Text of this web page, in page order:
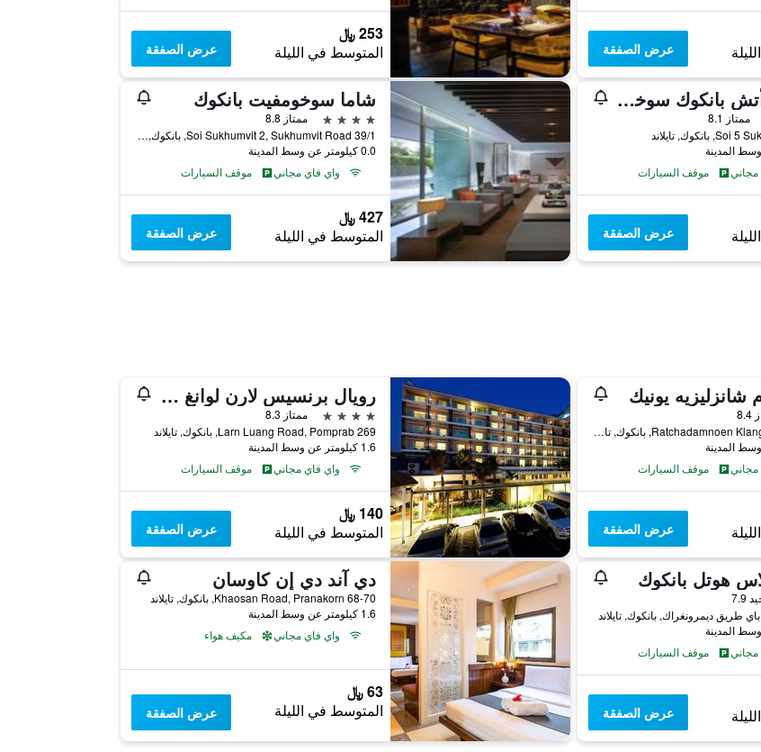
عرض الصفقة
253 ﷼
المتوسط في الليلة عرض الصفقة
فندق إن أتش بانكوك سوخومفيت بوليفارد
ممتاز 8.1
مجاني
موقف السيارات
عرض الصفقة
شاما سوخومفيت بانكوك
4 نجوم
ممتاز 8.8
39/1 Soi Sukhumvit 2, Sukhumvit Road, بانكوك, تايلاند
0.0 كيلومتر عن وسط المدينة
واي فاي مجاني
موقف السيارات
427 ﷼
المتوسط في الليلة عرض الصفقة
شانزليزيه يونيك
160 Ratchadamnoen Klang Tai Road, بانكوك, تايلاند
مجاني
موقف السيارات
عرض الصفقة
رويال برنسيس لارن لوانغ - SHA Extra Plus
4 نجوم
ممتاز 8.3
269 Larn Luang Road, Pomprab, بانكوك, تايلاند
1.6 كيلومتر عن وسط المدينة
واي فاي مجاني
موقف السيارات
140 ﷼
المتوسط في الليلة عرض الصفقة
هوتل بانكوك
7.9
مجاني
موقف السيارات
عرض الصفقة
دي آند دي إن كاوسان
68-70 Khaosan Road, Pranakorn, بانكوك, تايلاند
1.6 كيلومتر عن وسط المدينة
واي فاي مجاني
مكيف هواء
63 ﷼
المتوسط في الليلة عرض الصفقة